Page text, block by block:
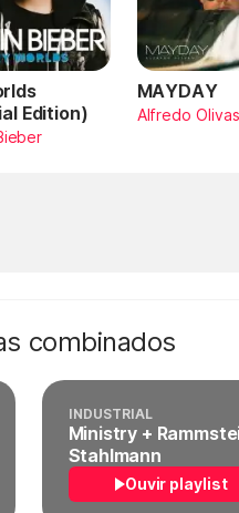
Edition)
MAYDAY
Alfredo Olivas
combinados
INDUSTRIAL
Ministry +
Stahlmann
Ouvir playlist